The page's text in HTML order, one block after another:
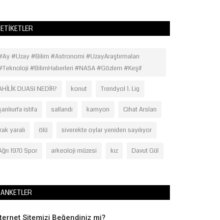
ETIKETLER
#Uzay #Bilim #Astronomi #UzayAraştırmaları
#BilimHaberleri #NASA #Gözlem #Keşif
DUASI NEDİR? konut Trendyol 1. Lig
istifa sallandı kamyon Cihat Arslan
yaralı ölü siverekte oylar yeniden sayılıyor
1970 Spor arkeoloji müzesi kız Davut Gül
ANKETLER
Sitemizi Beğendiniz mi?